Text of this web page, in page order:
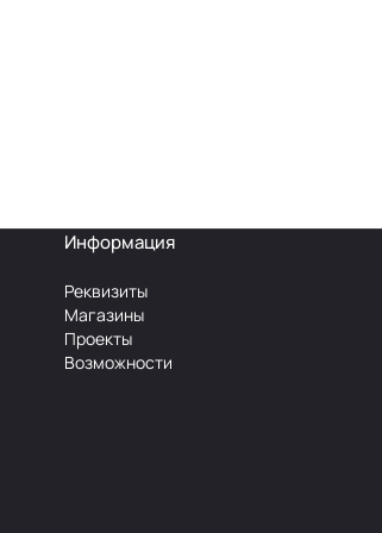
Информация
Реквизиты
Магазины
Проекты
Возможности